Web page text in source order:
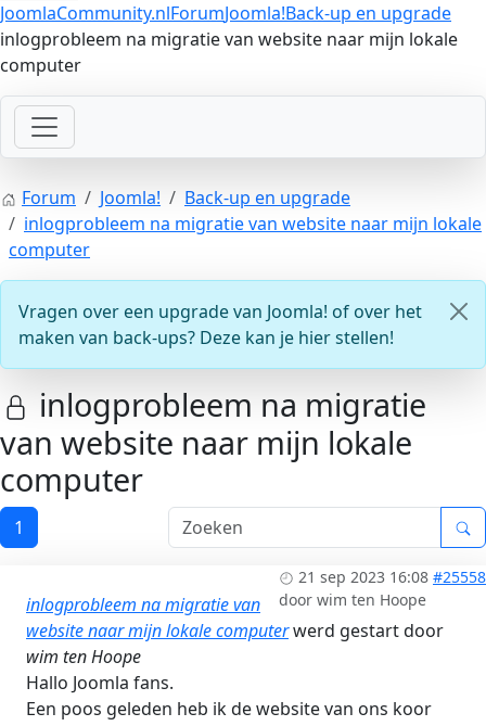
JoomlaCommunity.nlForumJoomla!Back-up en upgrade
inlogprobleem na migratie van website naar mijn lokale
computer
Forum Joomla!
Back-up en upgrade
inlogprobleem na migratie van website naar mijn lokale
computer
Vragen over een upgrade van Joomla! of over het
maken van back-ups? Deze kan je hier stellen!
inlogprobleem na migratie
van website naar mijn lokale
computer
1
21 sep 2023 16:08 #25558
door wim ten Hoope
inlogprobleem na migratie van
website naar mijn lokale computerwerd gestart door
wim ten Hoope
Hallo Joomla fans.
Een poos geleden heb ik de website van ons koor